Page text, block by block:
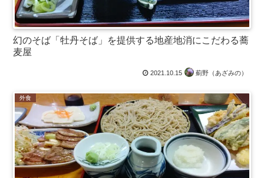
幻のそば「牡丹そば」を提供する地産地消にこだわる蕎
麦屋
2021.10.15 薊野（あざみの）
外食